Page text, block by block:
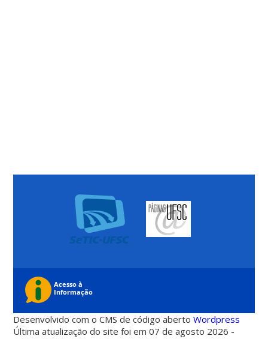
Desenvolvido com o CMS de código abertoWordpress
Última atualização do site foi em 07 de agosto 2026 -